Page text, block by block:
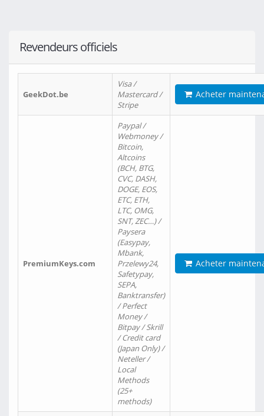
Revendeurs officiels
GeekDot.be
Visa /
Mastercard /
Stripe
Acheter
PremiumKeys.com
Paypal /
Webmoney /
Bitcoin,
Altcoins
(BCH, BTG,
CVC, DASH,
DOGE, EOS,
ETC, ETH,
LTC, OMG,
SNT, ZEC…) /
Paysera
(Easypay,
Mbank,
Przelewy24,
Safetypay,
SEPA,
Banktransfer)
/ Perfect
Money /
Bitpay / Skrill
/ Credit card
(Japan Only) /
Neteller /
Local
Methods
(25+
methods)
Acheter